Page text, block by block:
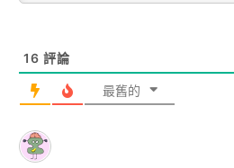
16 評論
最舊的